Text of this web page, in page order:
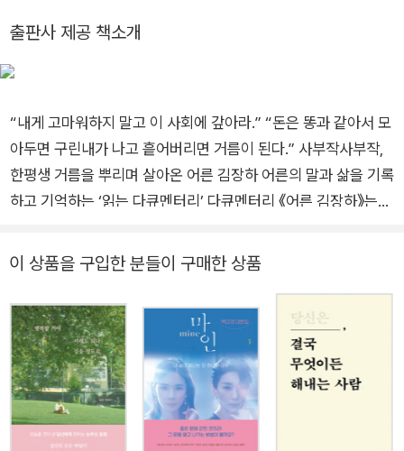
출판사 제공 책소개
“내게 고마워하지 말고 이 사회에 갚아라.” “돈은 똥과 같아서 모
아두면 구린내가 나고 흩어버리면 거름이 된다.” 사부작사부작,
한평생 거름을 뿌리며 살아온 어른 김장하 어른의 말과 삶을 기록
하고 기억하는 ‘읽는 다큐멘터리’ 다큐멘터리 《어른 김장하》는
생의 삶을 따라간다. 장학, 기부, 인권, 언론, 문화까지 묵묵히 실
다시 조명되기 시작했다. 특히 문형배 헌법재판관이 가난한 농부
의 장남으로 태어나 김장하 선생의 지원을 받아 공부했다는 사실
이 알려지며 더욱 큰 반향을 일으켰다. 이 책은 《어른 김장하》 다
큐멘터리 각본집으로 어른 김장하 선생의 울림이 있는 말씀을 담
은 각본 전체와 미공개 스틸컷, 김장하 선생 연보, 비하인드 스토
리를 담아 영상의 감동을 더욱 찬찬히 깊게 느낄 수 있다. “나에
이 상품을 구입한 분들이 구매한 상품